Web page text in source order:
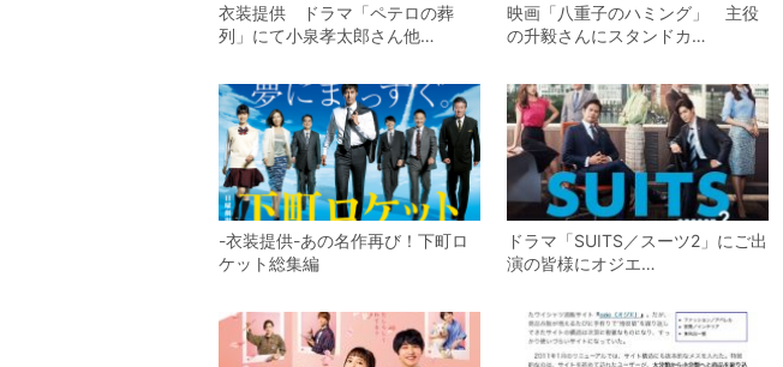
衣装提供 ドラマ「ペテロの葬
列」にて小泉孝太郎さん他…
映画「八重子のハミング」 主役
の升毅さんにスタンドカ…
-衣装提供-あの名作再び！下町ロ
ケット総集編
ドラマ「SUITS／スーツ2」にご出
演の皆様にオジエ…